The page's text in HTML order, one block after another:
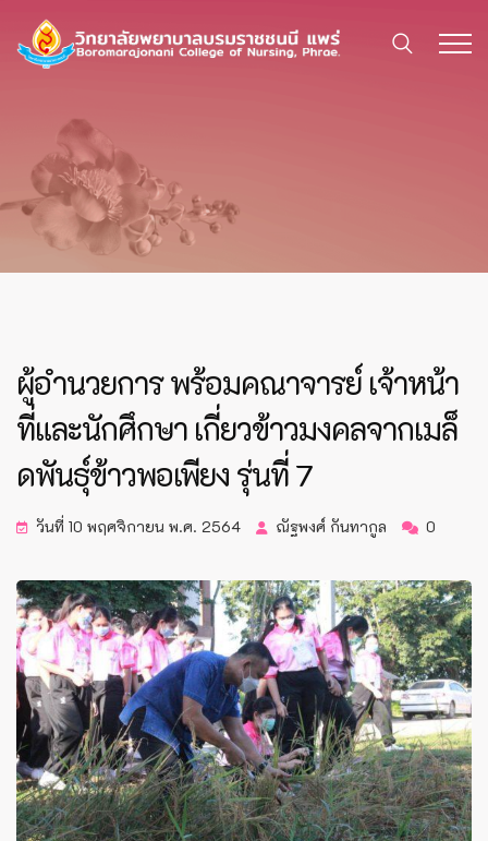
ผู้อำนวยการ พร้อมคณาจารย์ เจ้าหน้า
ที่และนักศึกษา เกี่ยวข้าวมงคลจากเมล็
ดพันธุ์ข้าวพอเพียง รุ่นที่ 7
วันที่ 10 พฤศจิกายน พ.ศ. 2564 ณัฐพงศ์ กันทากูล 0